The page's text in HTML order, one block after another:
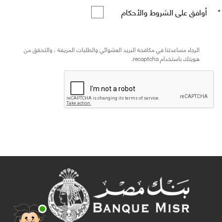
*
أوافق على الشروط والأحكام
الرجاء مساعدتنا في مكافحة البريد العشوائي والطلبات المزيفة ، والتحقق من
هويتك باستخدام recaptcha.